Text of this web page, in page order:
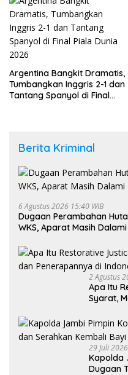
Argentina Bangkit Dramatis,
Tumbangkan Inggris 2-1 dan
Tantang Spanyol di Final
Berita Kriminal
6 Agustus 2026 15:40 WIB
Dugaan Perambahan
WKS, Aparat Masih
2 Agustus
Apa Itu
Syarat,
29 Juli
Kapolda
Dugaan